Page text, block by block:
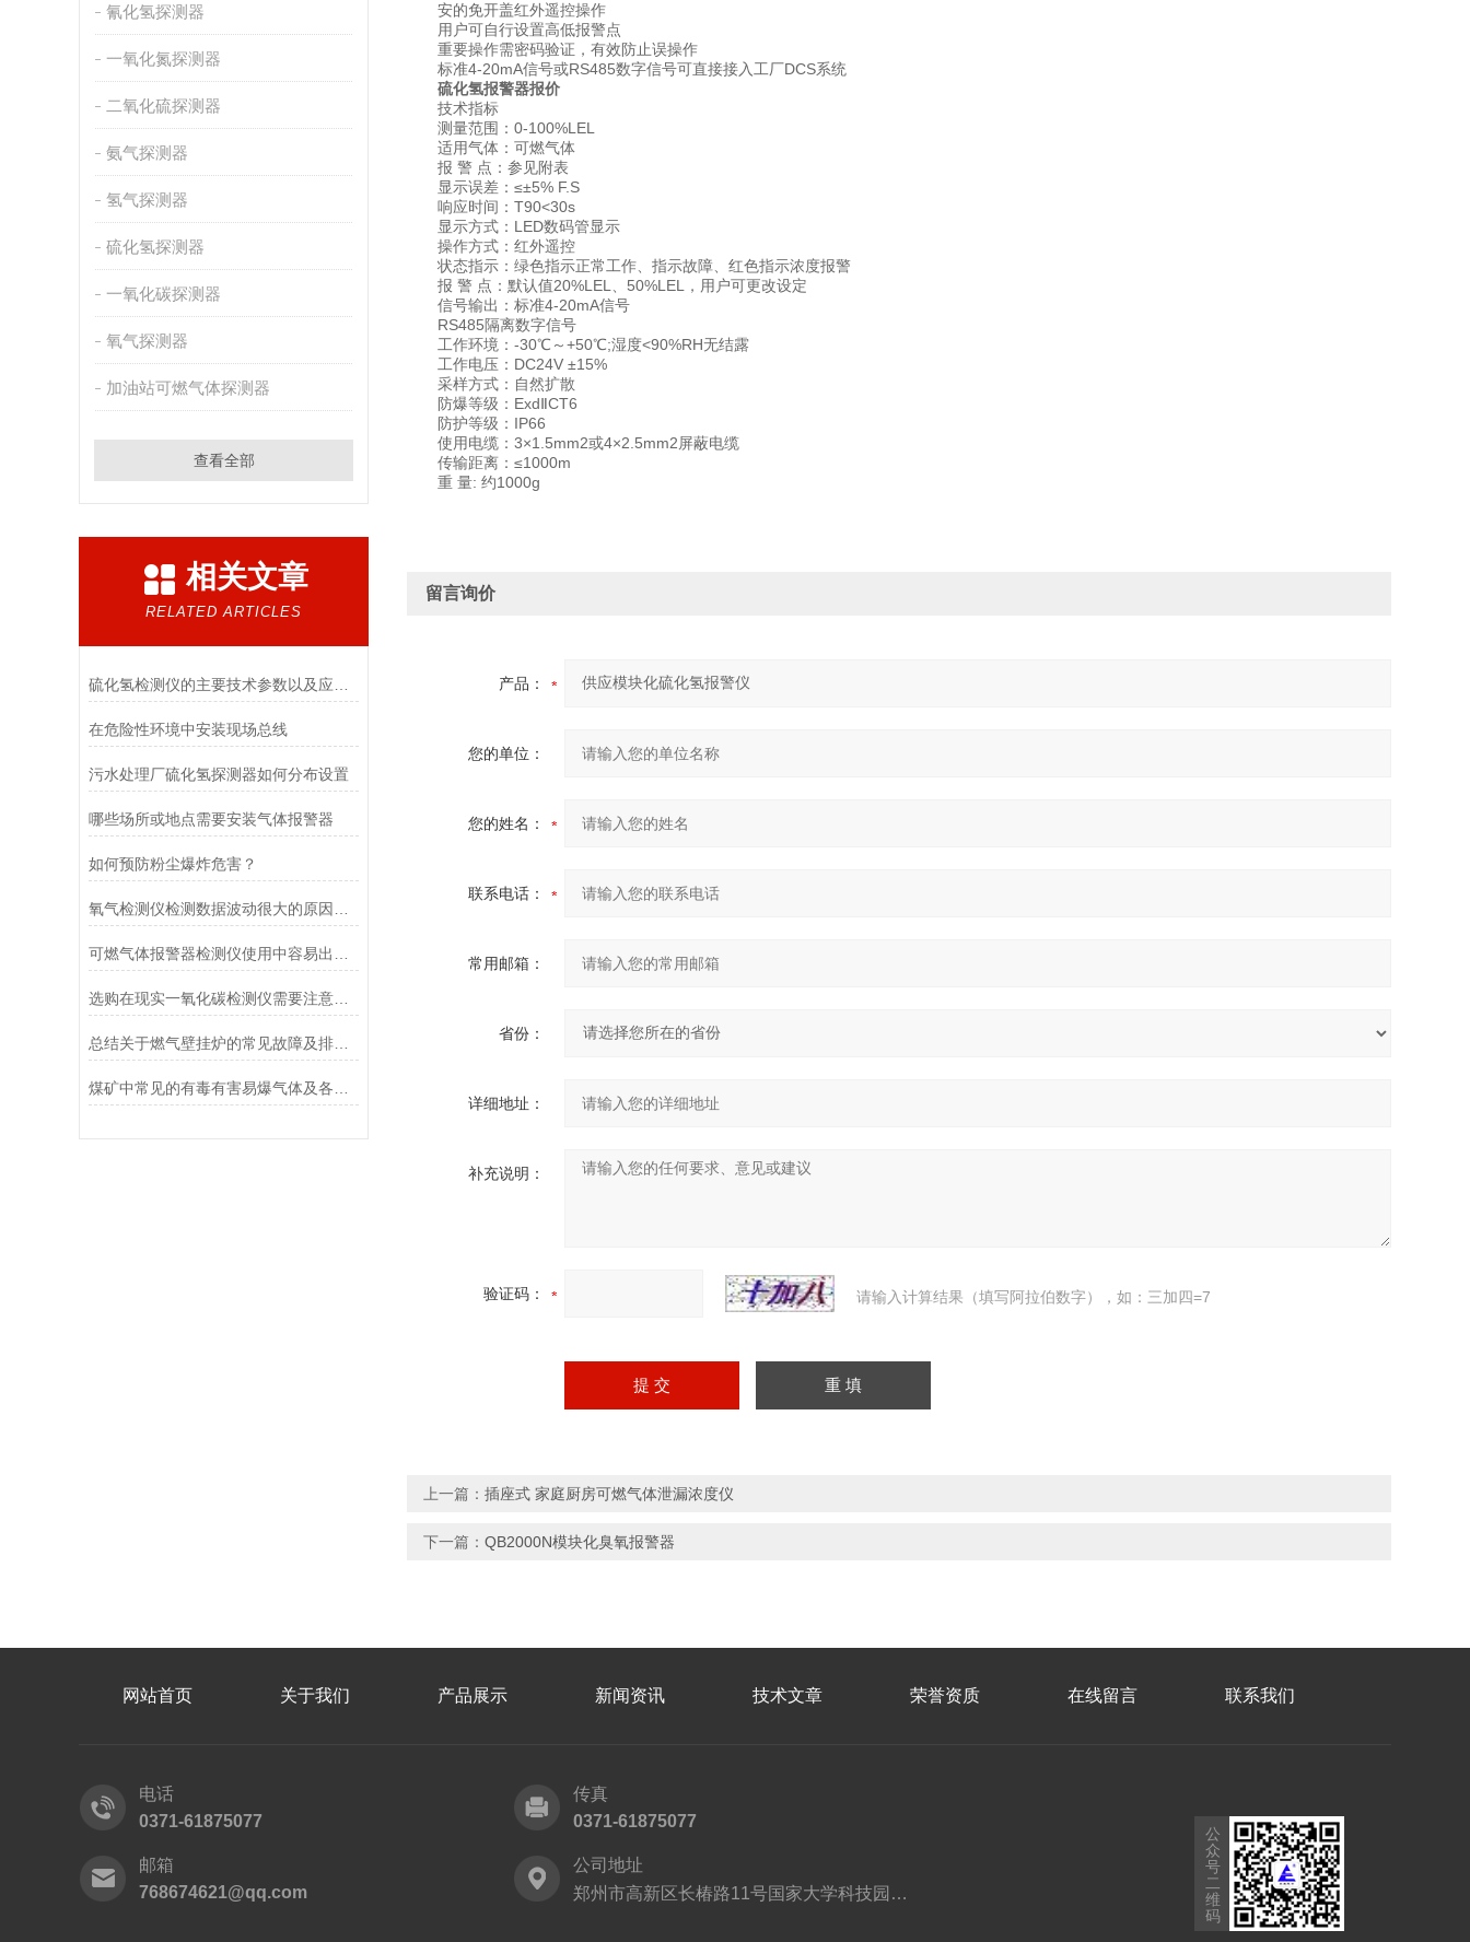
氰化氢探测器
一氧化氮探测器
二氧化硫探测器
氨气探测器
氢气探测器
硫化氢探测器
一氧化碳探测器
氧气探测器
加油站可燃气体探测器
查看全部
相关文章
RELATED ARTICLES
在危险性环境中安装现场总线
污水处理厂硫化氢探测器如何分布设置
哪些场所或地点需要安装气体报警器
如何预防粉尘爆炸危害？
选购在现实一氧化碳检测仪需要注意的几点因素?
总结关于燃气壁挂炉的常见故障及排除方法
安的免开盖红外遥控操作
用户可自行设置高低报警点
重要操作需密码验证，有效防止误操作
标准4-20mA信号或RS485数字信号可直接接入工厂DCS系统
硫化氢报警器报价
技术指标
测量范围：0-100%LEL
适用气体：可燃气体
报 警 点：参见附表
显示误差：≤±5% F.S
响应时间：T90<30s
显示方式：LED数码管显示
操作方式：红外遥控
状态指示：绿色指示正常工作、指示故障、红色指示浓度报警
报 警 点：默认值20%LEL、50%LEL，用户可更改设定
信号输出：标准4-20mA信号
RS485隔离数字信号
工作环境：-30℃～+50℃;湿度<90%RH无结露
工作电压：DC24V ±15%
采样方式：自然扩散
防爆等级：ExdⅡCT6
防护等级：IP66
使用电缆：3×1.5mm2或4×2.5mm2屏蔽电缆
传输距离：≤1000m
重 量: 约1000g
留言询价
产品：
您的单位：
您的姓名：
联系电话：
常用邮箱：
省份：
详细地址：
补充说明：
验证码： 请输入计算结果（填写阿拉伯数字），如：三加四=7
上一篇： 插座式 家庭厨房可燃气体泄漏浓度仪
下一篇： QB2000N模块化臭氧报警器
网站首页 关于我们 产品展示 新闻资讯 技术文章 荣誉资质 在线留言 联系我们
电话
0371-61875077
传真
0371-61875077
邮箱
768674621@qq.com
公司地址
郑州市高新区长椿路11号国家大学科技园2号厂房
公
众
号
二
维
码